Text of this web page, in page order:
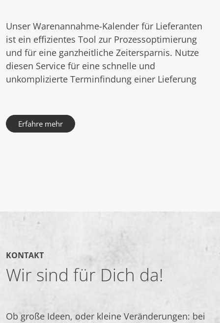
Unser Warenannahme-Kalender für Lieferanten
ist ein effizientes Tool zur Prozessoptimierung
und für eine ganzheitliche Zeitersparnis. Nutze
diesen Service für eine schnelle und
unkomplizierte Terminfindung einer Lieferung
Erfahre mehr
KONTAKT
Wir sind für Dich da!
Ob große Ideen, oder kleine Veränderungen: bei